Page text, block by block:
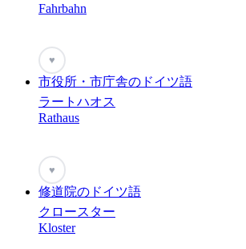
Fahrbahn
♥
市役所・市庁舎のドイツ語
ラートハオス
Rathaus
♥
修道院のドイツ語
クロースター
Kloster